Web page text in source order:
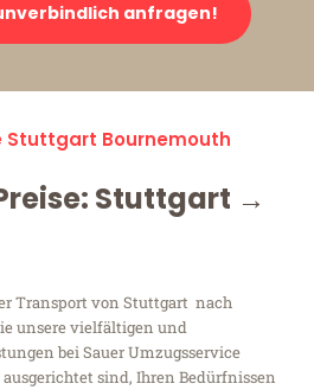
anfragen!
Stuttgart Bournemouth
Stuttgart →
Transport von Stuttgart nach
unsere vielfältigen und
bei Sauer Umzugsservice
sind, Ihren Bedürfnissen